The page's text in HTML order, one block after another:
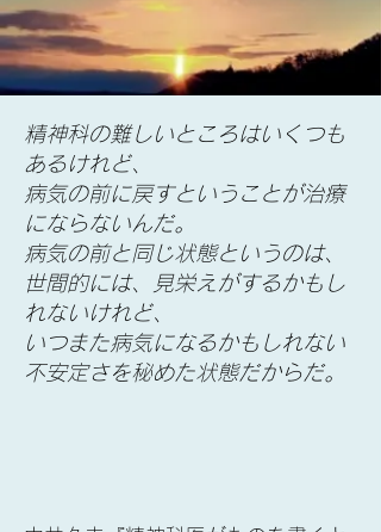
精神科の難しいところはいくつも
あるけれど、
病気の前に戻すということが治療
にならないんだ。
病気の前と同じ状態というのは、
世間的には、見栄えがするかもし
れないけれど、
いつまた病気になるかもしれない
不安定さを秘めた状態だからだ。